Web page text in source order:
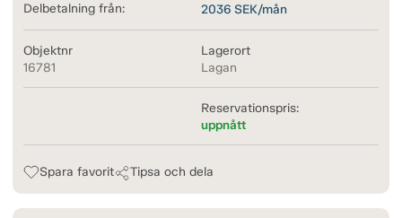
Delbetalning från: 2036 SEK/mån
Objektnr
16781
Lagerort
Lagan
Reservationspris:
uppnått
Spara favorit Tipsa och dela